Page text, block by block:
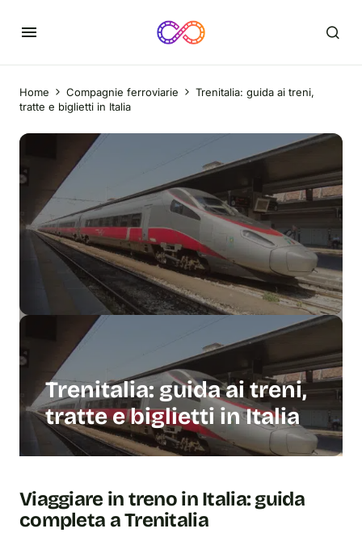
Home Compagnie ferroviarie
Trenitalia: guida ai treni,
tratte e biglietti in Italia
Trenitalia: guida ai treni,
tratte e biglietti in Italia
Viaggiare in treno in Italia: guida
completa a Trenitalia